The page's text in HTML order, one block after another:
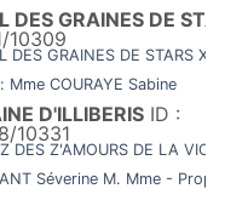
GRAINES DE
10309
GRAINES DE STARS X
COURAYE Sabine
D'ILLIBERIS ID :
10331
Z'AMOURS DE LA
Séverine M. Mme - Prop: